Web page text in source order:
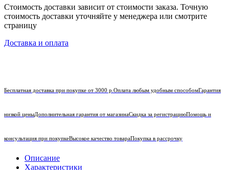
Стоимость доставки зависит от стоимости заказа. Точную
стоимость доставки уточняйте у менеджера или смотрите
страницу
Доставка и оплата
Бесплатная доставка при покупке от 3000 р. Оплата любым удобным способомГарантия
низкой ценыДополнительная гарантия от магазинаСкидка за регистрациюПомощь и
консультация при покупкеВысокое качество товараПокупка в рассрочку
Описание
Характеристики